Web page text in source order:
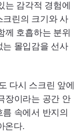
는 감각적 경험에
크린의 크기와 사
께 호흡하는 분위
는 몰입감을 선사
다시 스크린 앞에
장이라는 공간 안
속에서 반지의
온다.